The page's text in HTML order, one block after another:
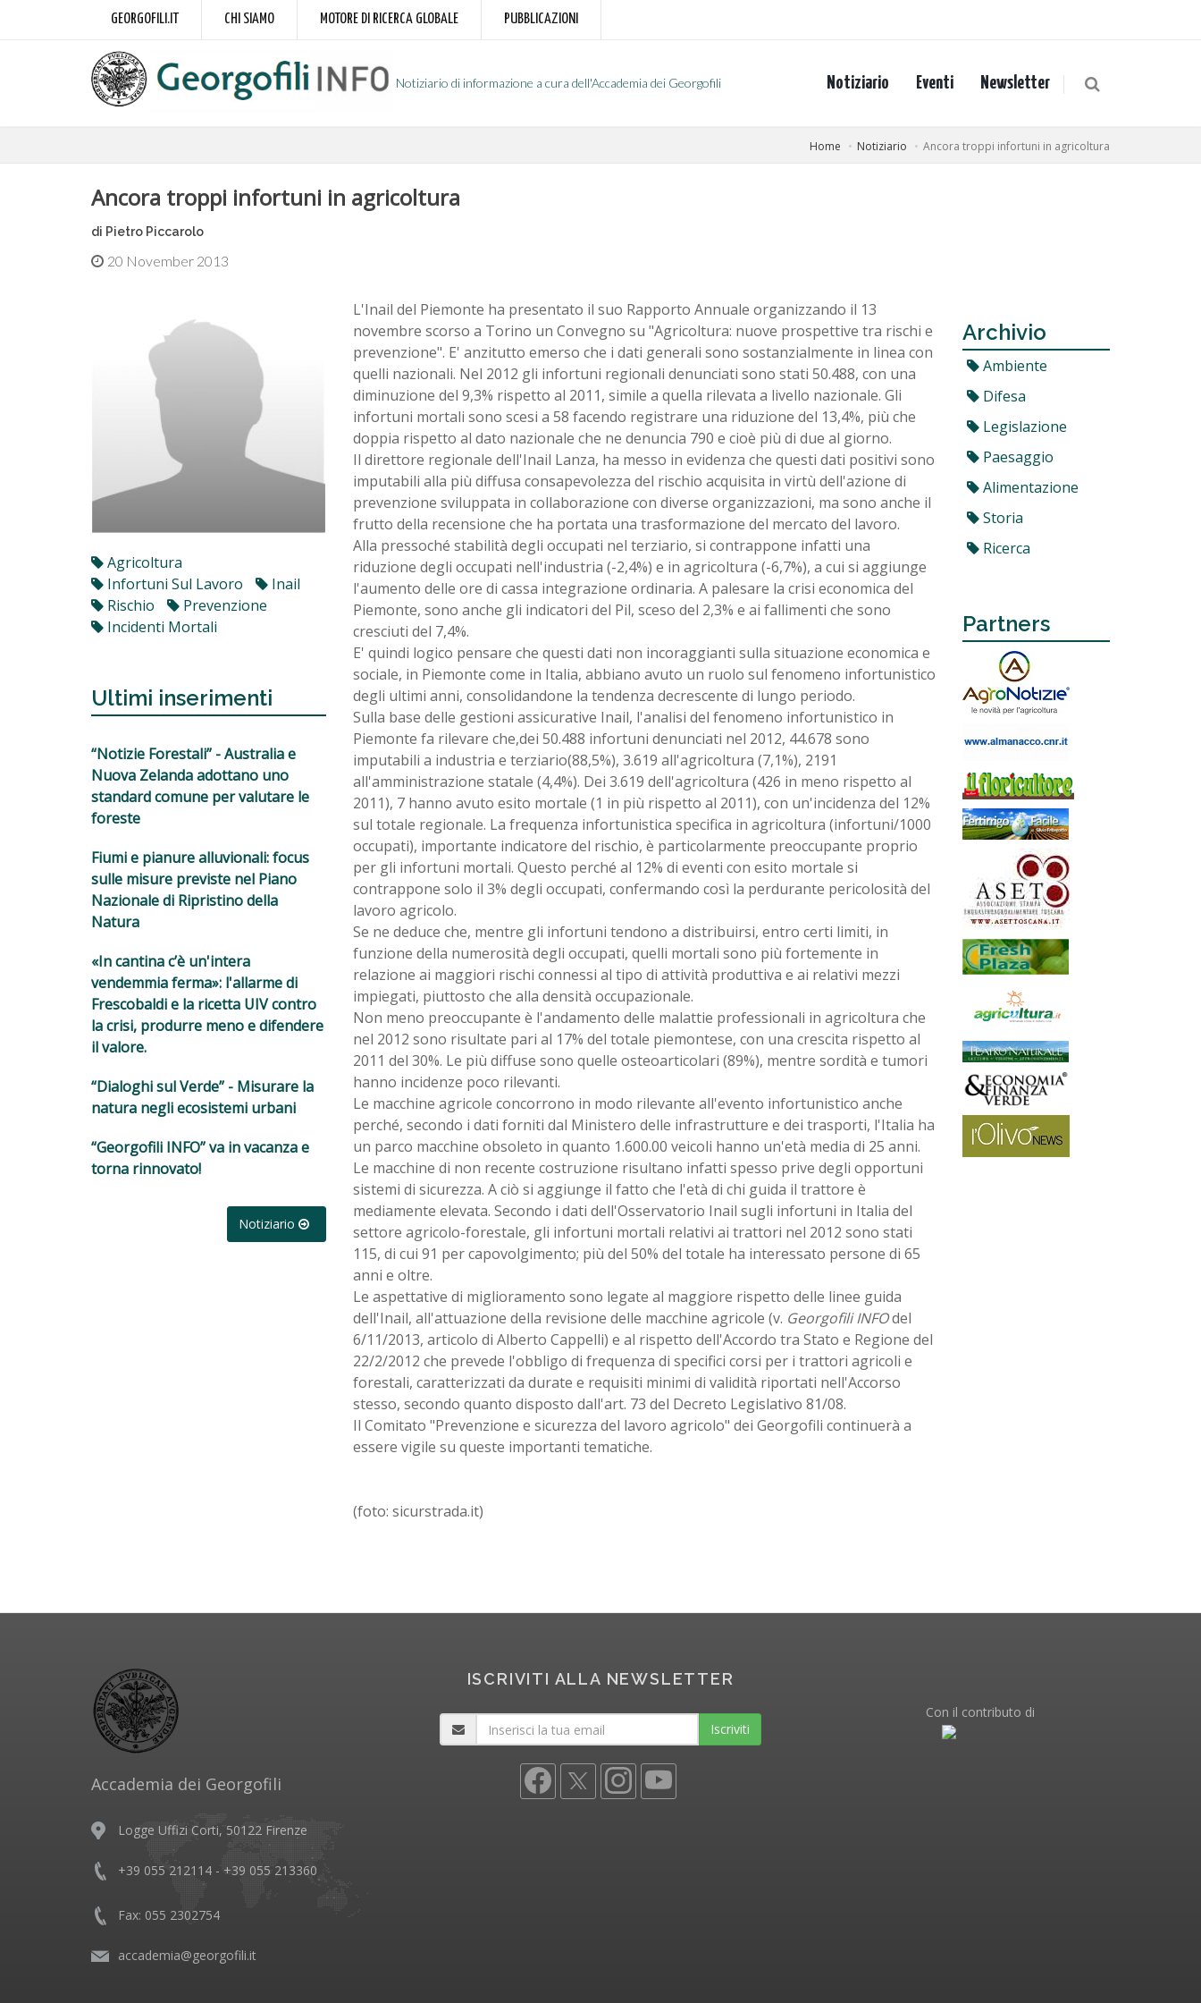
GEORGOFILI.IT CHI SIAMO MOTORE DI RICERCA GLOBALE PUBBLICAZIONI
Notiziario di informazione a cura dell'Accademia dei Georgofili Notiziario Eventi Newsletter
Home Notiziario Ancora troppi infortuni in agricoltura
Ancora troppi infortuni in agricoltura
di Pietro Piccarolo
20 November 2013
Agricoltura
Infortuni Sul Lavoro
Inail
Rischio
Prevenzione
Incidenti Mortali
Ultimi inserimenti
“Notizie Forestali” - Australia e
Nuova Zelanda adottano uno
standard comune per valutare le
foreste
Fiumi e pianure alluvionali: focus
sulle misure previste nel Piano
Nazionale di Ripristino della
Natura
«In cantina c’è un'intera
vendemmia ferma»: l'allarme di
Frescobaldi e la ricetta UIV contro
la crisi, produrre meno e difendere
il valore.
“Dialoghi sul Verde” - Misurare la
natura negli ecosistemi urbani
“Georgofili INFO” va in vacanza e
torna rinnovato!
Notiziario
L'Inail del Piemonte ha presentato il suo Rapporto Annuale organizzando il 13
novembre scorso a Torino un Convegno su "Agricoltura: nuove prospettive tra rischi e
prevenzione". E' anzitutto emerso che i dati generali sono sostanzialmente in linea con
quelli nazionali. Nel 2012 gli infortuni regionali denunciati sono stati 50.488, con una
diminuzione del 9,3% rispetto al 2011, simile a quella rilevata a livello nazionale. Gli
infortuni mortali sono scesi a 58 facendo registrare una riduzione del 13,4%, più che
doppia rispetto al dato nazionale che ne denuncia 790 e cioè più di due al giorno.
Il direttore regionale dell'Inail Lanza, ha messo in evidenza che questi dati positivi sono
imputabili alla più diffusa consapevolezza del rischio acquisita in virtù dell'azione di
prevenzione sviluppata in collaborazione con diverse organizzazioni, ma sono anche il
frutto della recensione che ha portata una trasformazione del mercato del lavoro.
Alla pressoché stabilità degli occupati nel terziario, si contrappone infatti una
riduzione degli occupati nell'industria (-2,4%) e in agricoltura (-6,7%), a cui si aggiunge
l'aumento delle ore di cassa integrazione ordinaria. A palesare la crisi economica del
Piemonte, sono anche gli indicatori del Pil, sceso del 2,3% e ai fallimenti che sono
cresciuti del 7,4%.
E' quindi logico pensare che questi dati non incoraggianti sulla situazione economica e
sociale, in Piemonte come in Italia, abbiano avuto un ruolo sul fenomeno infortunistico
degli ultimi anni, consolidandone la tendenza decrescente di lungo periodo.
Sulla base delle gestioni assicurative Inail, l'analisi del fenomeno infortunistico in
Piemonte fa rilevare che,dei 50.488 infortuni denunciati nel 2012, 44.678 sono
imputabili a industria e terziario(88,5%), 3.619 all'agricoltura (7,1%), 2191
all'amministrazione statale (4,4%). Dei 3.619 dell'agricoltura (426 in meno rispetto al
2011), 7 hanno avuto esito mortale (1 in più rispetto al 2011), con un'incidenza del 12%
sul totale regionale. La frequenza infortunistica specifica in agricoltura (infortuni/1000
occupati), importante indicatore del rischio, è particolarmente preoccupante proprio
per gli infortuni mortali. Questo perché al 12% di eventi con esito mortale si
contrappone solo il 3% degli occupati, confermando così la perdurante pericolosità del
lavoro agricolo.
Se ne deduce che, mentre gli infortuni tendono a distribuirsi, entro certi limiti, in
funzione della numerosità degli occupati, quelli mortali sono più fortemente in
relazione ai maggiori rischi connessi al tipo di attività produttiva e ai relativi mezzi
impiegati, piuttosto che alla densità occupazionale.
Non meno preoccupante è l'andamento delle malattie professionali in agricoltura che
nel 2012 sono risultate pari al 17% del totale piemontese, con una crescita rispetto al
2011 del 30%. Le più diffuse sono quelle osteoarticolari (89%), mentre sordità e tumori
hanno incidenze poco rilevanti.
Le macchine agricole concorrono in modo rilevante all'evento infortunistico anche
perché, secondo i dati forniti dal Ministero delle infrastrutture e dei trasporti, l'Italia ha
un parco macchine obsoleto in quanto 1.600.00 veicoli hanno un'età media di 25 anni.
Le macchine di non recente costruzione risultano infatti spesso prive degli opportuni
sistemi di sicurezza. A ciò si aggiunge il fatto che l'età di chi guida il trattore è
mediamente elevata. Secondo i dati dell'Osservatorio Inail sugli infortuni in Italia del
settore agricolo-forestale, gli infortuni mortali relativi ai trattori nel 2012 sono stati
115, di cui 91 per capovolgimento; più del 50% del totale ha interessato persone di 65
anni e oltre.
Le aspettative di miglioramento sono legate al maggiore rispetto delle linee guida
dell'Inail, all'attuazione della revisione delle macchine agricole (v. Georgofili INFOdel
6/11/2013, articolo di Alberto Cappelli) e al rispetto dell'Accordo tra Stato e Regione del
22/2/2012 che prevede l'obbligo di frequenza di specifici corsi per i trattori agricoli e
forestali, caratterizzati da durate e requisiti minimi di validità riportati nell'Accorso
stesso, secondo quanto disposto dall'art. 73 del Decreto Legislativo 81/08.
Il Comitato "Prevenzione e sicurezza del lavoro agricolo" dei Georgofili continuerà a
essere vigile su queste importanti tematiche.
(foto: sicurstrada.it)
Archivio
Ambiente
Difesa
Legislazione
Paesaggio
Alimentazione
Storia
Ricerca
Partners
Accademia dei Georgofili
Logge Uffizi Corti, 50122 Firenze
+39 055 212114 - +39 055 213360
Fax: 055 2302754
accademia@georgofili.it
ISCRIVITI ALLA NEWSLETTER
Iscriviti
Con il contributo di